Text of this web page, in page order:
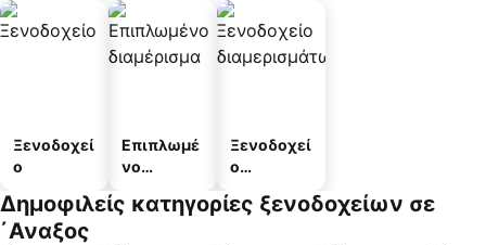
Ξενοδοχεί
ο
Επιπλωμέ
νο
α
Ξενοδοχεί
ο
άτων
Δημοφιλείς κατηγορίες ξενοδοχείων σε
΄Αναξος